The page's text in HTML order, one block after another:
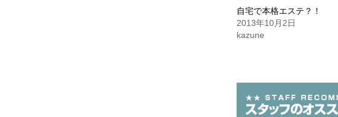
共
有
(新
し
い
開
き
ま
す)
ク
リ
ッ
ク
し
い
ウ
ィ
ン
共
有
開
き
ま
す)
自宅で本格エステ？！
2013年10月2日
kazune